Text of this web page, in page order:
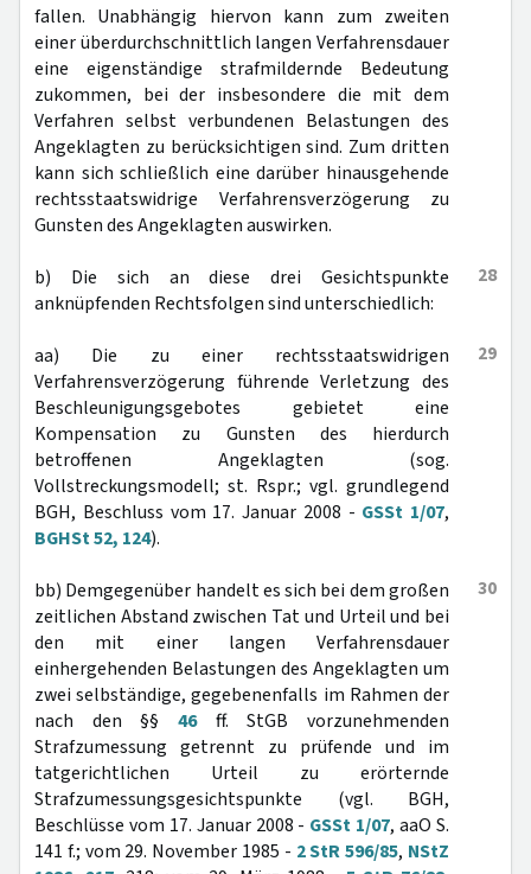
fallen. Unabhängig hiervon kann zum zweiten
einer überdurchschnittlich langen Verfahrensdauer
eine eigenständige strafmildernde Bedeutung
zukommen, bei der insbesondere die mit dem
Verfahren selbst verbundenen Belastungen des
Angeklagten zu berücksichtigen sind. Zum dritten
kann sich schließlich eine darüber hinausgehende
rechtsstaatswidrige Verfahrensverzögerung zu
Gunsten des Angeklagten auswirken.
28
b) Die sich an diese drei Gesichtspunkte
anknüpfenden Rechtsfolgen sind unterschiedlich:
29
aa) Die zu einer rechtsstaatswidrigen
Verfahrensverzögerung führende Verletzung des
Beschleunigungsgebotes gebietet eine
Kompensation zu Gunsten des hierdurch
betroffenen Angeklagten (sog.
Vollstreckungsmodell; st. Rspr.; vgl. grundlegend
BGH, Beschluss vom 17. Januar 2008 - GSSt 1/07,
BGHSt 52, 124).
30
bb) Demgegenüber handelt es sich bei dem großen
zeitlichen Abstand zwischen Tat und Urteil und bei
den mit einer langen Verfahrensdauer
einhergehenden Belastungen des Angeklagten um
zwei selbständige, gegebenenfalls im Rahmen der
nach den §§ 46ff. StGB vorzunehmenden
Strafzumessung getrennt zu prüfende und im
tatgerichtlichen Urteil zu erörternde
Strafzumessungsgesichtspunkte (vgl. BGH,
Beschlüsse vom 17. Januar 2008 - GSSt 1/07, aaO S.
141 f.; vom 29. November 1985 - 2 StR 596/85, NStZ